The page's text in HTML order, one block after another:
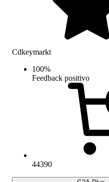
Cdkeymarkt
100%
Feedback positivo
44390